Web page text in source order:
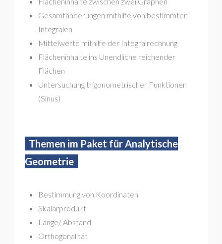
Gesamtänderungen mithilfe von bestimmten
Integralen
Mittelwerte mithilfe der Integralrechnung
Flächeninhalte ins Unendliche reichender
Flächen
Untersuchung trigonometrischer Funktionen
(Sinus)
Themen im Paket für Analytische
Geometrie
Bestimmung von Koordinaten
Skalarprodukt
Länge/ Abstand
Orthogonalität